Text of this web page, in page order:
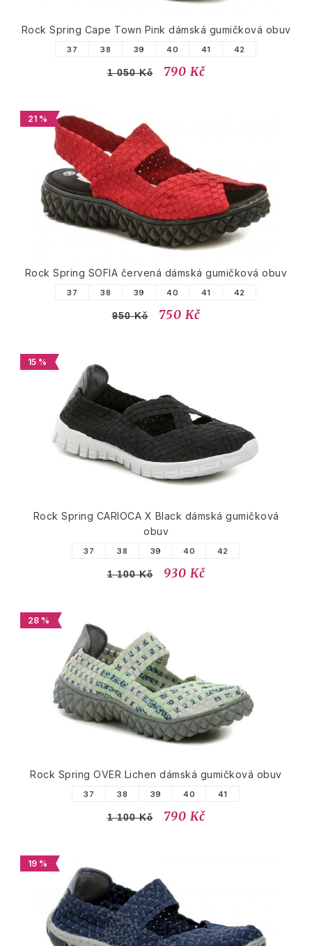
Rock Spring Cape Town Pink dámská gumičková obuv
37 38 39 40 41 42
1 050 Kč 790 Kč
21 %
Rock Spring SOFIA červená dámská gumičková obuv
37 38 39 40 41 42
950 Kč 750 Kč
15 %
Rock Spring CARIOCA X Black dámská gumičková
obuv
37 38 39 40 42
1 100 Kč 930 Kč
28 %
Rock Spring OVER Lichen dámská gumičková obuv
37 38 39 40 41
1 100 Kč 790 Kč
19 %